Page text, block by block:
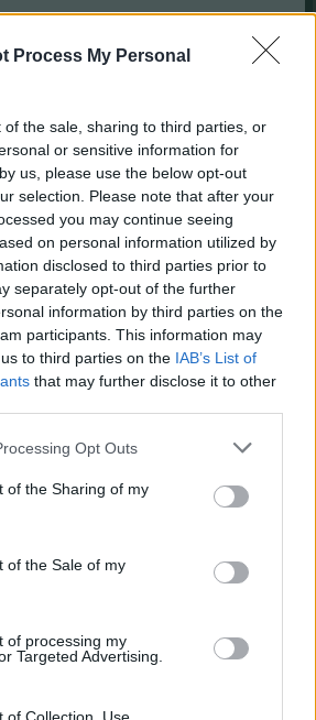
Process My Personal
of the sale, sharing to third parties, or
or sensitive information for
us, please use the below opt-out
selection. Please note that after your
you may continue seeing
on personal information utilized by
disclosed to third parties prior to
separately opt-out of the further
information by third parties on the
participants. This information may
to third parties on the IAB’s List of
that may further disclose it to other
Opt Outs
of the Sharing of my
of the Sale of my
of processing my
Targeted Advertising.
plazo.
pueden tocarle a un rival.
medio entre empezar de cero y tener en
Sin embargo, puede ser
tenía una gran plantilla el año anterior.
pocos miembros y equilibradas.
9 millones y 10 jugadores al azar con
la nueva temporada con 5 jugadores,
y obtiene otros 10 jugadores, de modo
retenidos tenga la siguiente clave de
el hermano mayor de la anterior. Se
en que la asignación de posiciones de los
6 centrocampistas y 3 delanteros al final
Pro Player